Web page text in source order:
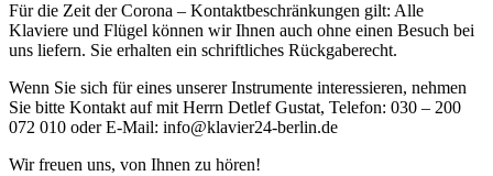
Für die Zeit der Corona – Kontaktbeschränkungen gilt: Alle
Klaviere und Flügel können wir Ihnen auch ohne einen Besuch bei
uns liefern. Sie erhalten ein schriftliches Rückgaberecht.
Wenn Sie sich für eines unserer Instrumente interessieren, nehmen
Sie bitte Kontakt auf mit Herrn Detlef Gustat, Telefon: 030 – 200
072 010 oder E-Mail: info@klavier24-berlin.de
Wir freuen uns, von Ihnen zu hören!